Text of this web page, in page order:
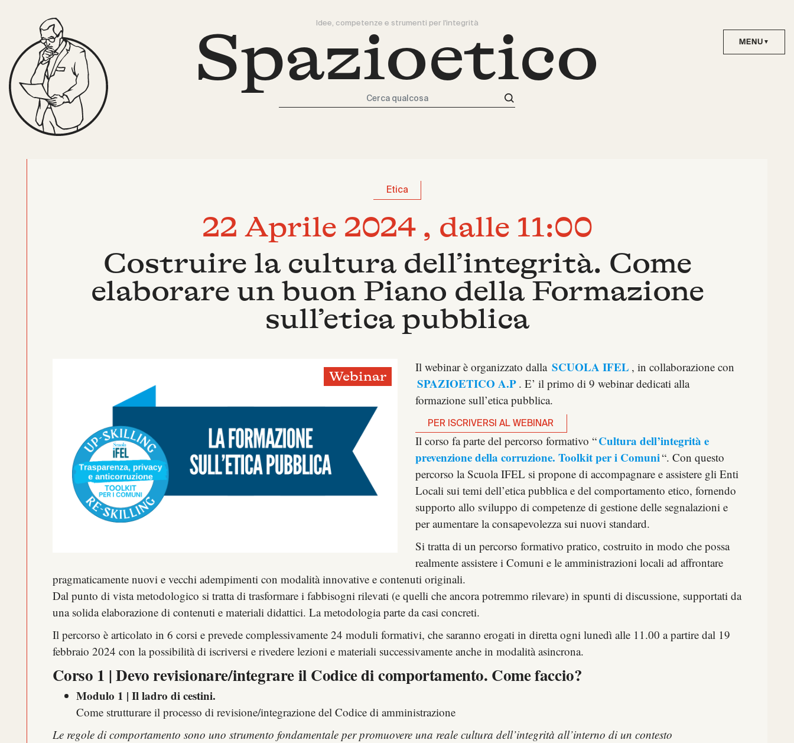
Idee, competenze e strumenti per l'integrità
Spazioetico
Etica
22 Aprile 2024 , dalle 11:00
Costruire la cultura dell’integrità. Come
elaborare un buon Piano della Formazione
sull’etica pubblica
Webinar
Il webinar è organizzato dalla SCUOLA IFEL , in collaborazione con
SPAZIOETICO A.P . E’ il primo di 9 webinar dedicati alla
formazione sull’etica pubblica.
PER ISCRIVERSI AL WEBINAR
Il corso fa parte del percorso formativo “Cultura dell’integrità e
prevenzione della corruzione. Toolkit per i Comuni“. Con questo
percorso la Scuola IFEL si propone di accompagnare e assistere gli Enti
Locali sui temi dell’etica pubblica e del comportamento etico, fornendo
supporto allo sviluppo di competenze di gestione delle segnalazioni e
per aumentare la consapevolezza sui nuovi standard.
Si tratta di un percorso formativo pratico, costruito in modo che possa
realmente assistere i Comuni e le amministrazioni locali ad affrontare
pragmaticamente nuovi e vecchi adempimenti con modalità innovative e contenuti originali.
Dal punto di vista metodologico si tratta di trasformare i fabbisogni rilevati (e quelli che ancora potremmo rilevare) in spunti di discussione, supportati da
una solida elaborazione di contenuti e materiali didattici. La metodologia parte da casi concreti.
Il percorso è articolato in 6 corsi e prevede complessivamente 24 moduli formativi, che saranno erogati in diretta ogni lunedì alle 11.00 a partire dal 19
febbraio 2024 con la possibilità di iscriversi e rivedere lezioni e materiali successivamente anche in modalità asincrona.
Corso 1 | Devo revisionare/integrare il Codice di comportamento. Come faccio?
Modulo 1 | Il ladro di cestini.
Come strutturare il processo di revisione/integrazione del Codice di amministrazione
Le regole di comportamento sono uno strumento fondamentale per promuovere una reale cultura dell’integrità all’interno di un contesto